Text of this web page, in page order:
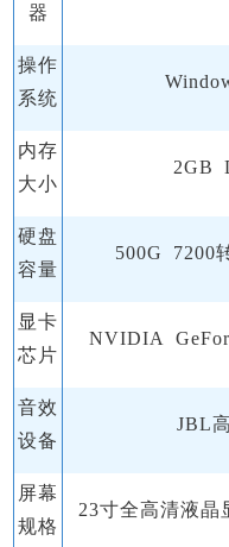
器
操作
系统
内存
大小
2GB
硬盘
容量
500G 7200
显卡
芯片
NVIDIA
音效
设备
JBL
屏幕
规格
23寸全高清液晶